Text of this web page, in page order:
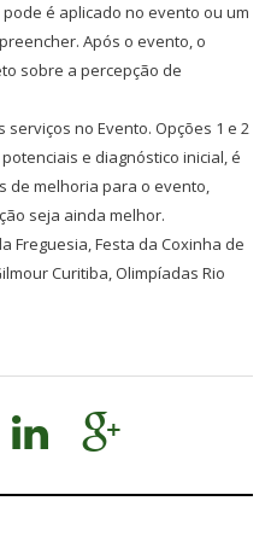
é aplicado no evento ou um
Após o evento, o
sobre a percepção de
no Evento. Opções 1 e 2
e diagnóstico inicial, é
de melhoria para o evento,
seja ainda melhor.
Freguesia, Festa da Coxinha de
Curitiba, Olimpíadas Rio